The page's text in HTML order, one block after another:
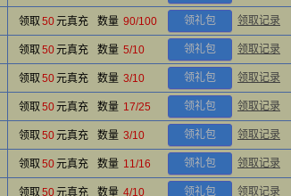
领取 50元真充 数量 90/100 领礼包 领取记录
领取 50元真充 数量 5/10 领礼包 领取记录
领取 50元真充 数量 3/10 领礼包 领取记录
领取 50元真充 数量 17/25 领礼包 领取记录
领取 50元真充 数量 3/10 领礼包 领取记录
领取 50元真充 数量 11/16 领礼包 领取记录
领取 50元真充 数量 4/10 领礼包 领取记录